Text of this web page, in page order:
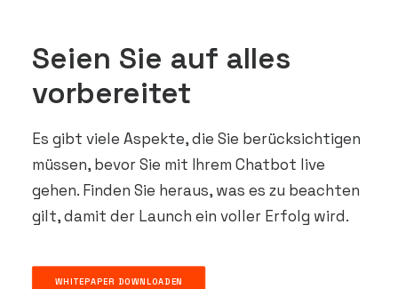
DEMO VEREINBAREN
Seien Sie auf alles
vorbereitet
Es gibt viele Aspekte, die Sie berücksichtigen
müssen, bevor Sie mit Ihrem Chatbot live
gehen. Finden Sie heraus, was es zu beachten
gilt, damit der Launch ein voller Erfolg wird.
WHITEPAPER DOWNLOADEN